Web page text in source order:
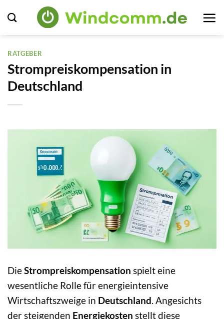
Inhalt
springen
RATGEBER
Strompreiskompensation in
Deutschland
DieStrompreiskompensation spielt eine
wesentliche Rolle für energieintensive
Wirtschaftszweige in Deutschland. Angesichts
der steigenden Energiekosten stellt diese